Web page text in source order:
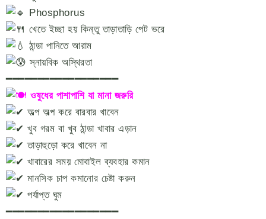
Phosphorus
খেতে ইচ্ছা হয় কিন্তু তাড়াতাড়ি পেট ভরে
ঠান্ডা পানিতে আরাম
স্নায়বিক অস্থিরতা
━━━━━━━━━━━━━━━━━━
ওষুধের পাশাপাশি যা মানা জরুরি
অল্প অল্প করে বারবার খাবেন
খুব গরম বা খুব ঠান্ডা খাবার এড়ান
তাড়াহুড়ো করে খাবেন না
খাবারের সময় মোবাইল ব্যবহার কমান
মানসিক চাপ কমানোর চেষ্টা করুন
পর্যাপ্ত ঘুম
━━━━━━━━━━━━━━━━━━